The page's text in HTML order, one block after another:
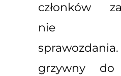
członków
nie
grzywny do